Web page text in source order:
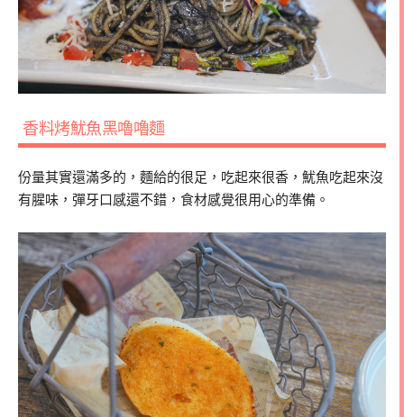
香料烤魷魚黑嚕嚕麵
份量其實還滿多的，麵給的很足，吃起來很香，魷魚吃起來沒
有腥味，彈牙口感還不錯，食材感覺很用心的準備。